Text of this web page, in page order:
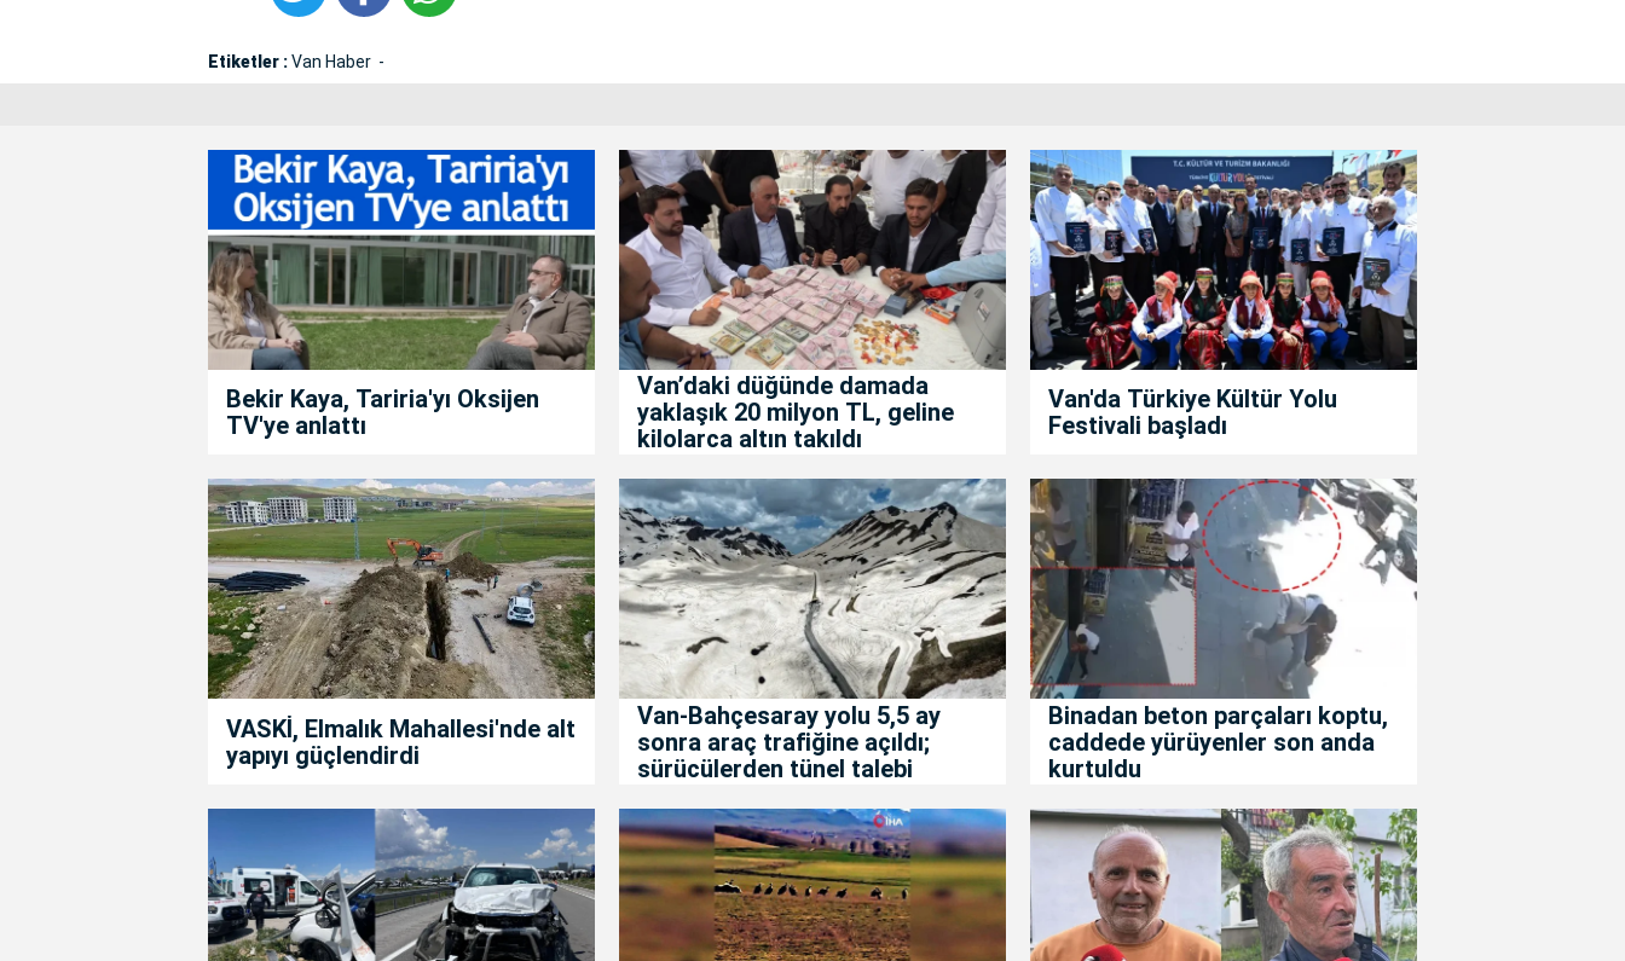
Etiketler :Van Haber
Bekir Kaya, Tariria'yı Oksijen
TV'ye anlattı
Van’daki düğünde damada
yaklaşık 20 milyon TL, geline
kilolarca altın takıldı
Van'da Türkiye Kültür Yolu
Festivali başladı
VASKİ, Elmalık Mahallesi'nde alt
yapıyı güçlendirdi
Van-Bahçesaray yolu 5,5 ay
sonra araç trafiğine açıldı;
sürücülerden tünel talebi
Binadan beton parçaları koptu,
caddede yürüyenler son anda
kurtuldu